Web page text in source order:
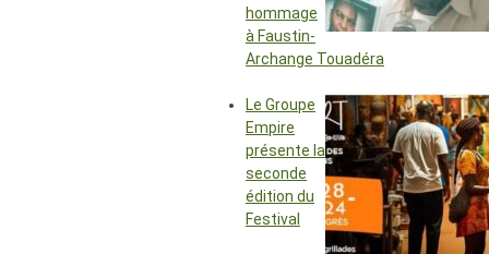
hommage
à Faustin-
Archange Touadéra
Le Groupe
Empire
présente la
seconde
édition du
Festival